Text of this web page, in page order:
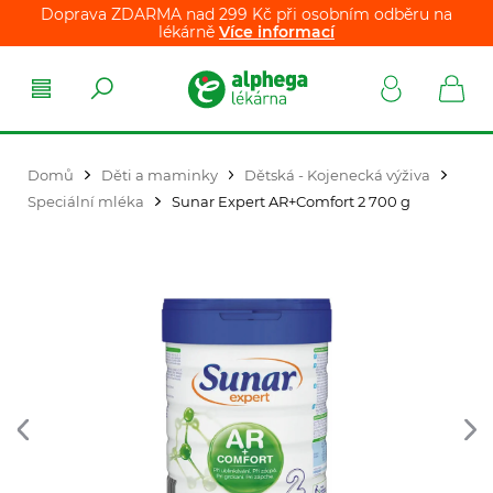
Doprava ZDARMA nad 299 Kč při osobním odběru na
lékárně Více informací
Domů Děti a maminky
Dětská - Kojenecká výživa
Speciální mléka
Sunar Expert AR+Comfort 2 700 g